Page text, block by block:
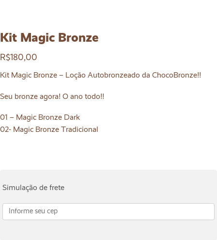
Kit Magic Bronze
R$180,00
Kit Magic Bronze – Loção Autobronzeado da ChocoBronze!!
Seu bronze agora! O ano todo!!
01 – Magic Bronze Dark
02- Magic Bronze Tradicional
Simulação de frete